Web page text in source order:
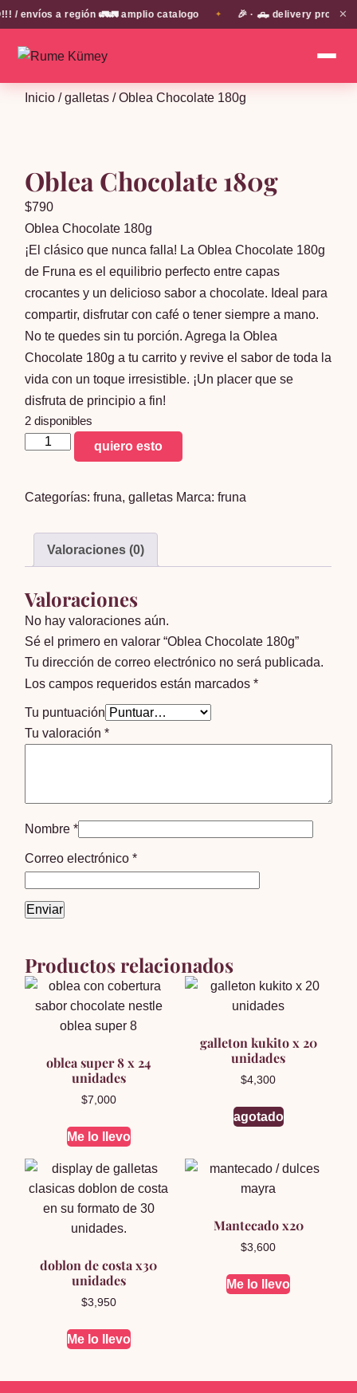
envíos a región 🚛🚛 amplio catalogo 🎉 · 🛻 delivery propio en
✕
Inicio /galletas / Oblea Chocolate 180g
Oblea Chocolate 180g
$790
Oblea Chocolate 180g
¡El clásico que nunca falla! La Oblea Chocolate 180g
de Fruna es el equilibrio perfecto entre capas
crocantes y un delicioso sabor a chocolate. Ideal para
compartir, disfrutar con café o tener siempre a mano.
No te quedes sin tu porción. Agrega la Oblea
Chocolate 180g a tu carrito y revive el sabor de toda la
vida con un toque irresistible. ¡Un placer que se
disfruta de principio a fin!
2 disponibles
Oblea
Chocolate
cantidad
quiero esto
Categorías:fruna,galletas Marca:fruna
Valoraciones (0)
Valoraciones
No hay valoraciones aún.
Sé el primero en valorar “Oblea Chocolate 180g”
Tu dirección de correo electrónico no será publicada.
Los campos requeridos están marcados*
Tu puntuación
Tu valoración*
Nombre*
Correo electrónico*
Productos relacionados
oblea super 8 x 24
unidades
$7,000
Me lo llevo
galleton kukito x 20
unidades
$4,300
agotado
doblon de costa x30
unidades
$3,950
Me lo llevo
Mantecado x20
$3,600
Me lo llevo